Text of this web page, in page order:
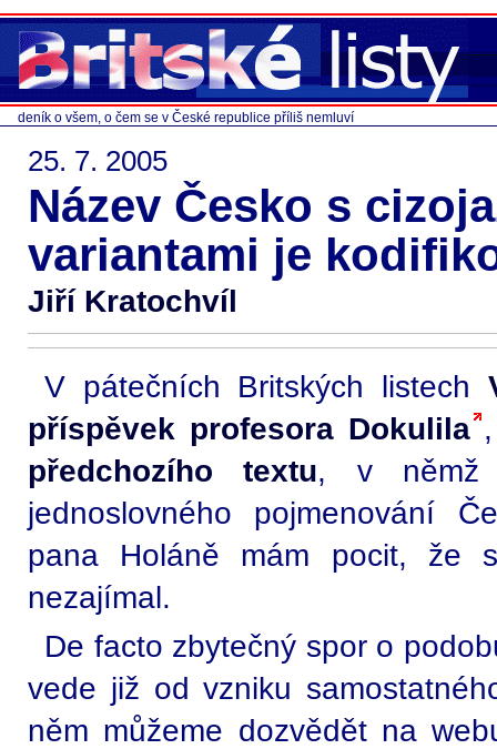
deník o všem, o čem se v České republice příliš nemluví
25. 7. 2005
Název Česko s
variantami je
Jiří Kratochvíl
V pátečních Britských listech
příspěvek profesora Dokulila
předchozího textu, v němž
jednoslovného pojmenování
pana Holáně mám pocit, že
nezajímal.
De facto zbytečný spor o
vede již od vzniku
něm můžeme dozvědět na